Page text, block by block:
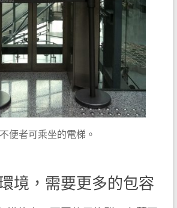
便者可乘坐的電梯。
境，需要更多的包容